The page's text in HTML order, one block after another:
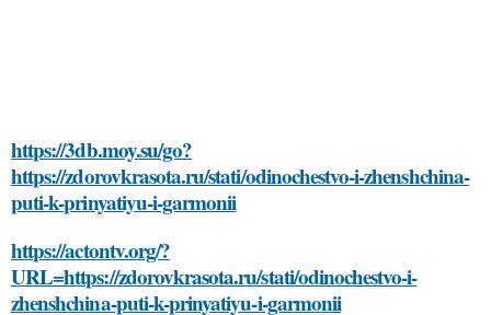
https://3db.moy.su/go?
https://zdorovkrasota.ru/stati/odinochestvo-i-zhenshchina-
puti-k-prinyatiyu-i-garmonii
https://actontv.org/?
URL=https://zdorovkrasota.ru/stati/odinochestvo-i-
zhenshchina-puti-k-prinyatiyu-i-garmonii